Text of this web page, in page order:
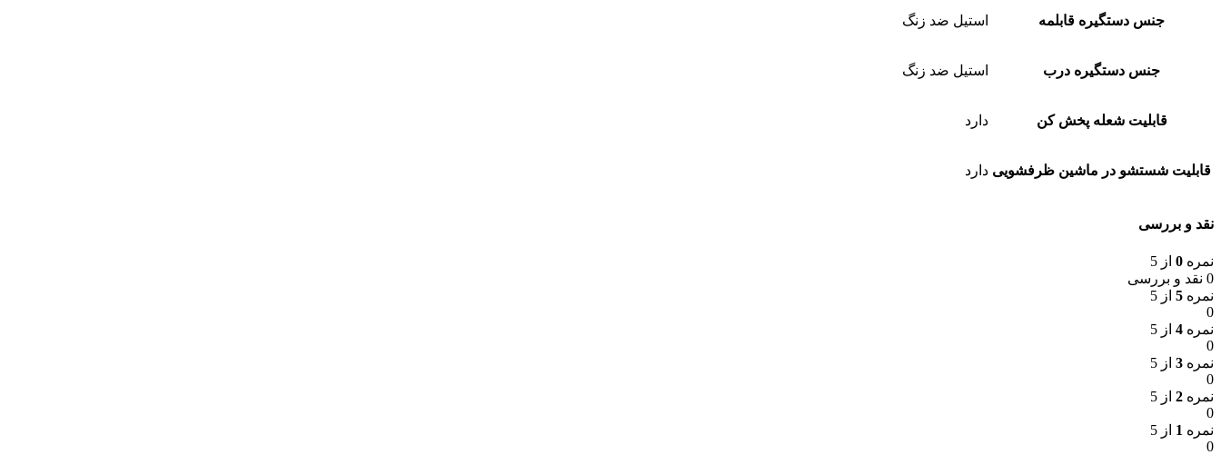
جنس دستگیره قابلمه استیل ضد زنگ
جنس دستگیره درب استیل ضد زنگ
قابلیت شعله پخش کن دارد
قابلیت شستشو در ماشین ظرفشویی دارد
نقد و بررسی
نمره 0 از 5
0 نقد و بررسی
نمره 5 از 5
0
نمره 4 از 5
0
نمره 3 از 5
0
نمره 2 از 5
0
نمره 1 از 5
0